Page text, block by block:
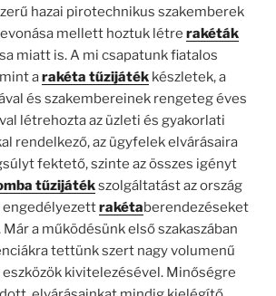
hazai pirotechnikus szakemberek
mellett hoztuk létre rakéták
miatt is. A mi csapatunk fiatalos
arakéta tűzijáték készletek, a
és szakembereinek rengeteg éves
létrehozta az üzleti és gyakorlati
rendelkező, az ügyfelek elvárásaira
fektető, szinte az összes igényt
tűzijátékszolgáltatást az ország
rakétaberendezéseket
a működésünk első szakaszában
tettünk szert nagy volumenű
eszközök kivitelezésével. Minőségre